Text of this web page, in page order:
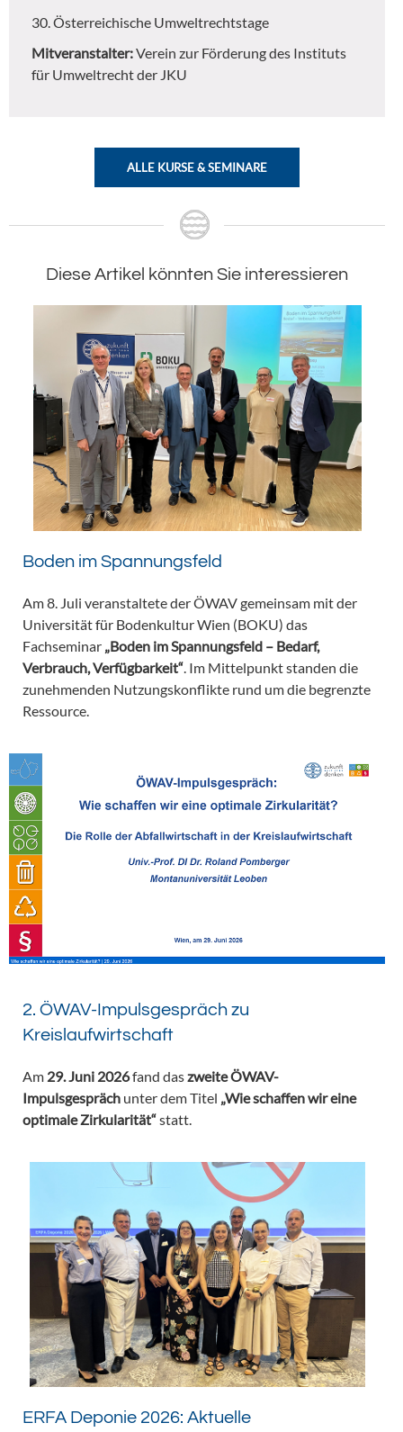
30. Österreichische Umweltrechtstage
Mitveranstalter:Verein zur Förderung des Instituts
für Umweltrecht der JKU
ALLE KURSE & SEMINARE
Diese Artikel könnten Sie interessieren
Boden im Spannungsfeld
Am 8. Juli veranstaltete der ÖWAV gemeinsam mit der
Universität für Bodenkultur Wien (BOKU) das
Fachseminar „Boden im Spannungsfeld – Bedarf,
Verbrauch, Verfügbarkeit“ . Im Mittelpunkt standen die
zunehmenden Nutzungskonflikte rund um die begrenzte
Ressource.
2. ÖWAV-Impulsgespräch zu
Kreislaufwirtschaft
Am 29. Juni 2026fand daszweite ÖWAV-
Impulsgespräch unter dem Titel „Wie schaffen wir eine
optimale Zirkularität“statt.
ERFA Deponie 2026: Aktuelle